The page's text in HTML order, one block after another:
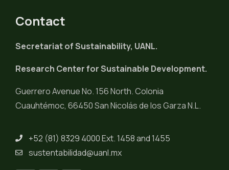
Contact
Secretariat of Sustainability, UANL.
Research Center for Sustainable Development.
Guerrero Avenue No. 156 North. Colonia
Cuauhtémoc, 66450 San Nicolás de los Garza N.L.
+52 (81) 8329 4000 Ext. 1458 and 1455
sustentabilidad@uanl.mx